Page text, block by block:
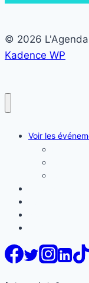
© 2026
Kadence WP
Voir les